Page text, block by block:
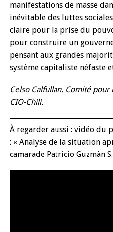
manifestations de masse
inévitable des luttes
claire pour la prise du
pour construire un
pensant aux grandes
système capitaliste néfaste
Celso Calfullan. Comité
CIO-Chili.
À regarder aussi : vidéo du
: « Analyse de la situation
camarade Patricio Guzmàn